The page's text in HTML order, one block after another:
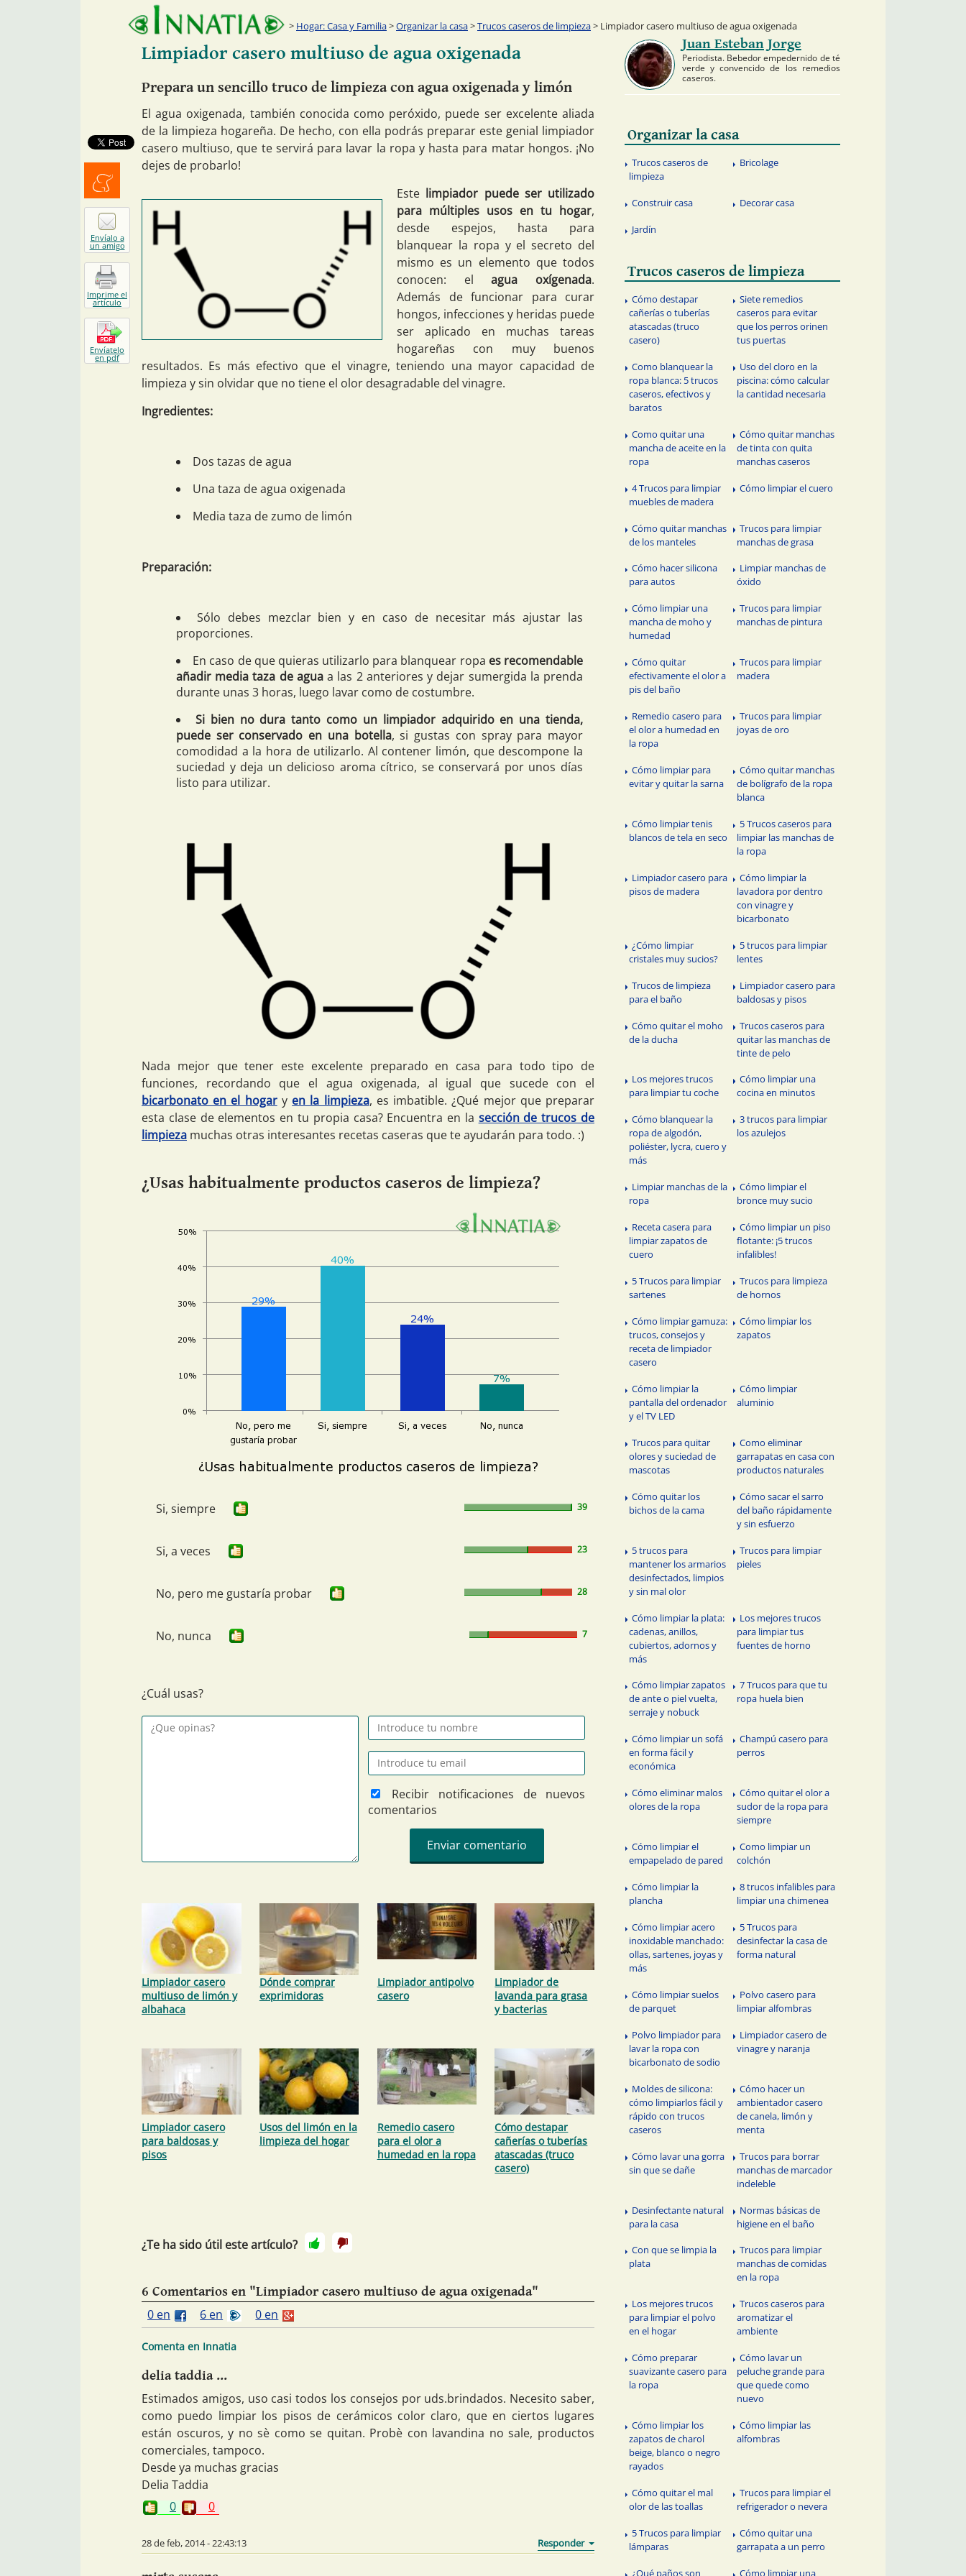
Hogar: Casa y Familia>Organizar la casa>Trucos caseros de limpieza> Limpiador casero multiuso de agua oxigenada
Limpiador casero multiuso de agua oxigenada
Prepara un sencillo truco de limpieza con agua oxigenada y limón
El agua oxigenada, también conocida como peróxido, puede ser excelente aliada
de la limpieza hogareña. De hecho, con ella podrás preparar este genial limpiador
casero multiuso, que te servirá para lavar la ropa y hasta para matar hongos. ¡No
dejes de probarlo!
Este limpiador puede ser utilizado
para múltiples usos en tu hogar,
desde espejos, hasta para
blanquear la ropa y el secreto del
mismo es un elemento que todos
conocen: el agua oxígenada.
Además de funcionar para curar
hongos, infecciones y heridas puede
ser aplicado en muchas tareas
hogareñas con muy buenos
resultados. Es más efectivo que el vinagre, teniendo una mayor capacidad de
limpieza y sin olvidar que no tiene el olor desagradable del vinagre.
Ingredientes:
Dos tazas de agua
Una taza de agua oxigenada
Media taza de zumo de limón
Preparación:
Sólo debes mezclar bien y en caso de necesitar más ajustar las
proporciones.
En caso de que quieras utilizarlo para blanquear ropa es recomendable
añadir media taza de aguaa las 2 anteriores y dejar sumergida la prenda
durante unas 3 horas, luego lavar como de costumbre.
Si bien no dura tanto como un limpiador adquirido en una tienda,
puede ser conservado en una botella, si gustas con spray para mayor
comodidad a la hora de utilizarlo. Al contener limón, que descompone la
suciedad y deja un delicioso aroma cítrico, se conservará por unos días
listo para utilizar.
Nada mejor que tener este excelente preparado en casa para todo tipo de
funciones, recordando que el agua oxigenada, al igual que sucede con el
bicarbonato en el hogary en la limpieza, es imbatible. ¿Qué mejor que preparar
esta clase de elementos en tu propia casa? Encuentra en la sección de trucos de
limpieza muchas otras interesantes recetas caseras que te ayudarán para todo. :)
¿Usas habitualmente productos caseros de limpieza?
Si, siempre 39
Si, a veces 23
No, pero me gustaría probar 28
No, nunca 7
¿Cuál usas?
Recibir notificaciones de nuevos
comentarios
Limpiador casero
multiuso de limón y
albahaca
Dónde comprar
exprimidoras
Limpiador antipolvo
casero
Limpiador de
lavanda para grasa
y bacterias
Limpiador casero
para baldosas y
pisos
Usos del limón en la
limpieza del hogar
Remedio casero
para el olor a
humedad en la ropa
Cómo destapar
cañerías o tuberías
atascadas (truco
casero)
¿Te ha sido útil este artículo?
6 Comentarios en "Limpiador casero multiuso de agua oxigenada"
0 en
6 en 0 en
Comenta en Innatia
delia taddia ...
Estimados amigos, uso casi todos los consejos por uds.brindados. Necesito saber,
como puedo limpiar los pisos de cerámicos color claro, que en ciertos lugares
están oscuros, y no sè como se quitan. Probè con lavandina no sale, productos
comerciales, tampoco.
Desde ya muchas gracias
Delia Taddia
0
0
28 de feb, 2014 - 22:43:13
Juan Esteban Jorge
Periodista. Bebedor empedernido de té
verde y convencido de los remedios
caseros.
Organizar la casa
Trucos caseros de
limpieza
Bricolage
Construir casa Decorar casa
Jardín
Trucos caseros de limpieza
Cómo destapar
cañerías o tuberías
atascadas (truco
casero)
Siete remedios
caseros para evitar
que los perros orinen
tus puertas
Como blanquear la
ropa blanca: 5 trucos
caseros, efectivos y
baratos
Uso del cloro en la
piscina: cómo calcular
la cantidad necesaria
Como quitar una
mancha de aceite en la
ropa
Cómo quitar manchas
de tinta con quita
manchas caseros
4 Trucos para limpiar
muebles de madera
Cómo limpiar el cuero
Cómo quitar manchas
de los manteles
Trucos para limpiar
manchas de grasa
Cómo hacer silicona
para autos
Limpiar manchas de
óxido
Cómo limpiar una
mancha de moho y
humedad
Trucos para limpiar
manchas de pintura
Cómo quitar
efectivamente el olor a
pis del baño
Trucos para limpiar
madera
Remedio casero para
el olor a humedad en
la ropa
Trucos para limpiar
joyas de oro
Cómo limpiar para
evitar y quitar la sarna
Cómo quitar manchas
de bolígrafo de la ropa
blanca
Cómo limpiar tenis
blancos de tela en seco
5 Trucos caseros para
limpiar las manchas de
la ropa
Limpiador casero para
pisos de madera
Cómo limpiar la
lavadora por dentro
con vinagre y
bicarbonato
¿Cómo limpiar
cristales muy sucios?
5 trucos para limpiar
lentes
Trucos de limpieza
para el baño
Limpiador casero para
baldosas y pisos
Cómo quitar el moho
de la ducha
Trucos caseros para
quitar las manchas de
tinte de pelo
Los mejores trucos
para limpiar tu coche
Cómo limpiar una
cocina en minutos
Cómo blanquear la
ropa de algodón,
poliéster, lycra, cuero y
más
3 trucos para limpiar
los azulejos
Limpiar manchas de la
ropa
Cómo limpiar el
bronce muy sucio
Receta casera para
limpiar zapatos de
cuero
Cómo limpiar un piso
flotante: ¡5 trucos
infalibles!
5 Trucos para limpiar
sartenes
Trucos para limpieza
de hornos
Cómo limpiar gamuza:
trucos, consejos y
receta de limpiador
casero
Cómo limpiar los
zapatos
Cómo limpiar la
pantalla del ordenador
y el TV LED
Cómo limpiar
aluminio
Trucos para quitar
olores y suciedad de
mascotas
Como eliminar
garrapatas en casa con
productos naturales
Cómo quitar los
bichos de la cama
Cómo sacar el sarro
del baño rápidamente
y sin esfuerzo
5 trucos para
mantener los armarios
desinfectados, limpios
y sin mal olor
Trucos para limpiar
pieles
Cómo limpiar la plata:
cadenas, anillos,
cubiertos, adornos y
más
Los mejores trucos
para limpiar tus
fuentes de horno
Cómo limpiar zapatos
de ante o piel vuelta,
serraje y nobuck
7 Trucos para que tu
ropa huela bien
Cómo limpiar un sofá
en forma fácil y
económica
Champú casero para
perros
Cómo eliminar malos
olores de la ropa
Cómo quitar el olor a
sudor de la ropa para
siempre
Cómo limpiar el
empapelado de pared
Como limpiar un
colchón
Cómo limpiar la
plancha
8 trucos infalibles para
limpiar una chimenea
Cómo limpiar acero
inoxidable manchado:
ollas, sartenes, joyas y
más
5 Trucos para
desinfectar la casa de
forma natural
Cómo limpiar suelos
de parquet
Polvo casero para
limpiar alfombras
Polvo limpiador para
lavar la ropa con
bicarbonato de sodio
Limpiador casero de
vinagre y naranja
Moldes de silicona:
cómo limpiarlos fácil y
rápido con trucos
caseros
Cómo hacer un
ambientador casero
de canela, limón y
menta
Cómo lavar una gorra
sin que se dañe
Trucos para borrar
manchas de marcador
indeleble
Desinfectante natural
para la casa
Normas básicas de
higiene en el baño
Con que se limpia la
plata
Trucos para limpiar
manchas de comidas
en la ropa
Los mejores trucos
para limpiar el polvo
en el hogar
Trucos caseros para
aromatizar el
ambiente
Cómo preparar
suavizante casero para
la ropa
Cómo lavar un
peluche grande para
que quede como
nuevo
Cómo limpiar los
zapatos de charol
beige, blanco o negro
rayados
Cómo limpiar las
alfombras
Cómo quitar el mal
olor de las toallas
Trucos para limpiar el
refrigerador o nevera
5 Trucos para limpiar
lámparas
Cómo quitar una
garrapata a un perro
¿Qué paños son Cómo limpiar una
Menéalo
Envíalo a
un amigo
Imprime el
artículo
Envíatelo
en pdf